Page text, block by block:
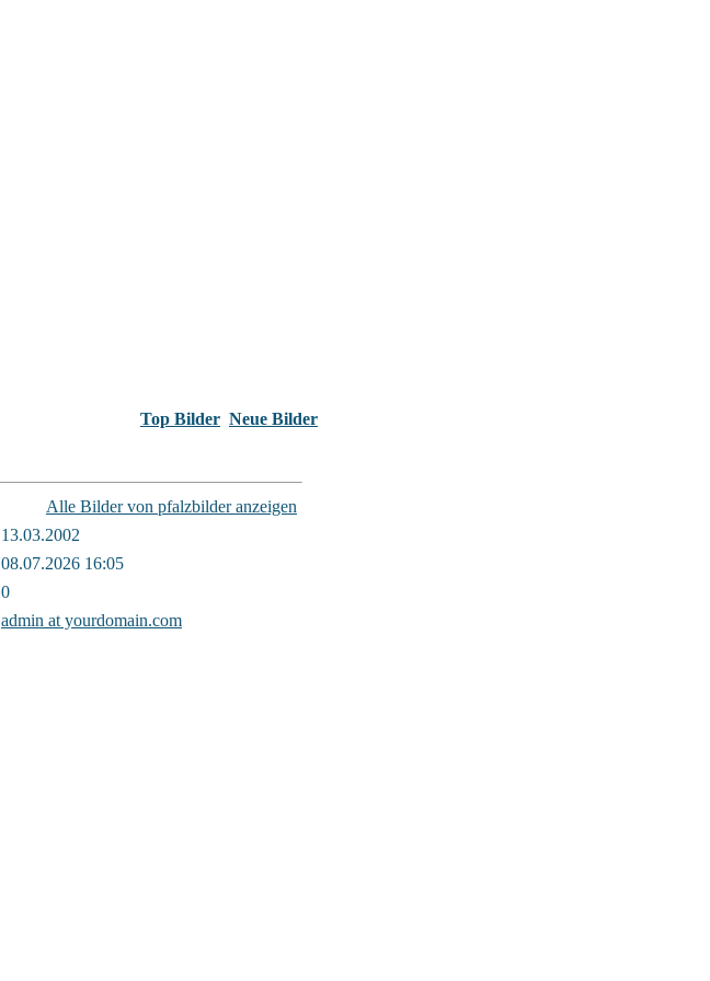
Top Bilder Neue Bilder
Alle Bilder von pfalzbilder anzeigen
13.03.2002
08.07.2026 16:05
0
admin at yourdomain.com